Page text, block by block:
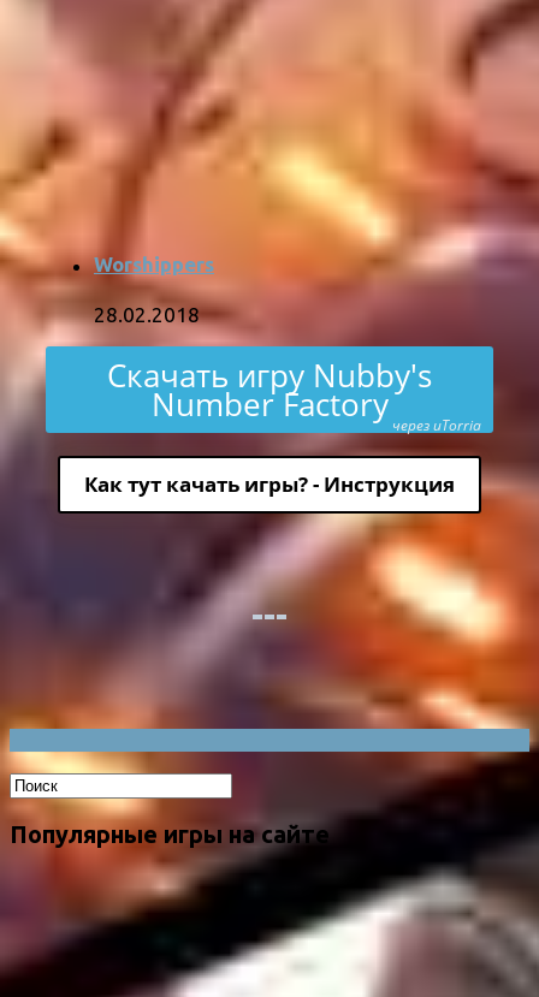
Worshippers
28.02.2018
Скачать игру Nubby's
Number Factory через uTorria
Как тут качать игры? - Инструкция
Популярные игры на сайте